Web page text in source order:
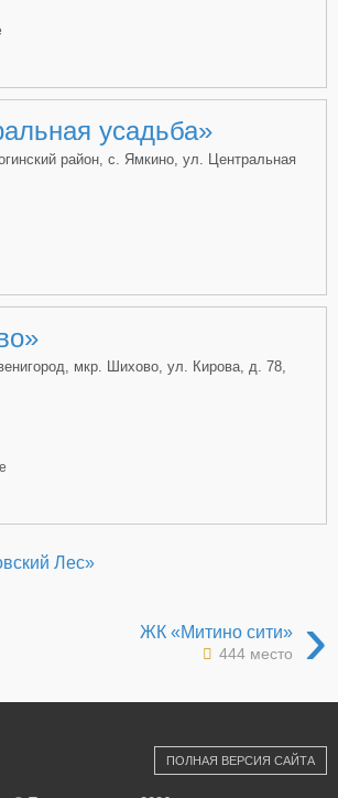
усадьба»
район, с. Ямкино, ул. Центральная
мкр. Шихово, ул. Кирова, д. 78,
Лес»
›
ЖК «Митино сити»
444 место
ПОЛНАЯ ВЕРСИЯ САЙТА